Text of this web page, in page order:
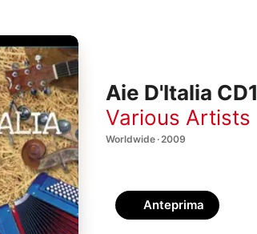
Aie D'Italia CD1
Various Artists
Worldwide · 2009
Anteprima